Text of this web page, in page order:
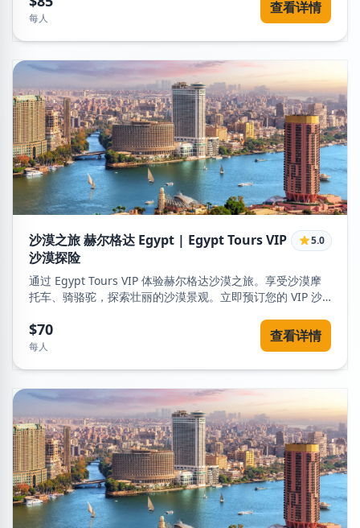
每人
查看详情
沙漠之旅 赫尔格达 Egypt | Egypt Tours VIP
沙漠探险
5.0
通过 Egypt Tours VIP 体验赫尔格达沙漠之旅。享受沙漠摩
托车、骑骆驼，探索壮丽的沙漠景观。立即预订您的 VIP 沙
$70
每人
查看详情